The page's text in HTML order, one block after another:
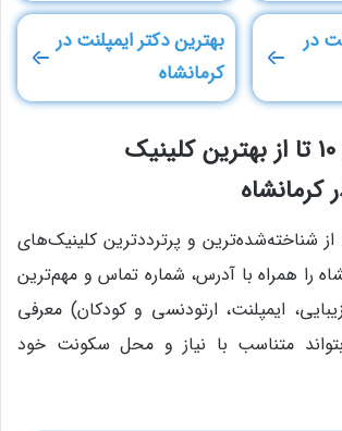
در
بهترین دکتر ایمپلنت در
کرمانشاه
لیست معرفی 10 تا از بهترین کلینیک
کرمانشاه
محتوا ۱۰ تا از شناخته‌شده‌ترین و پرترددترین کلینیک‌های
را همراه با آدرس، شماره تماس و مهم‌ترین
ایمپلنت، ارتودنسی و کودکان) معرفی
بتواند متناسب با نیاز و محل سکونت خود